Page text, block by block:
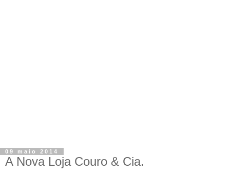
09 maio 2014
A Nova Loja Couro & Cia.